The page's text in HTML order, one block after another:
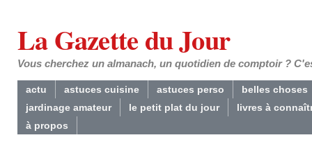
La Gazette du Jour
Vous cherchez un almanach, un quotidien de comptoir ?
actu astuces cuisine astuces perso
belles choses
jardinage amateur
le petit plat du jour
livres à
à propos